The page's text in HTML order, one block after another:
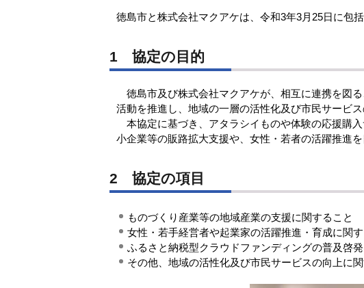
徳島市と株式会社マクアケは、令和3年3月25日に包
1 協定の目的
徳島市及び株式会社マクアケが、相互に連携を図
活動を推進し、地域の一層の活性化及び市民サービ
本協定に基づき、アタラシイものや体験の応援購
小企業等の販路拡大支援や、女性・若者の活躍推進
2 協定の項目
ものづくり産業等の地域産業の支援に関すること
女性・若手経営者や起業家の活躍推進・育成に関す
ふるさと納税型クラウドファンディングの普及啓
その他、地域の活性化及び市民サービスの向上に